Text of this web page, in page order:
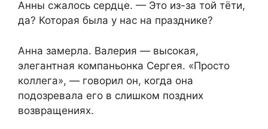
Анны сжалось сердце. — Это из-за той тёти,
да? Которая была у нас на празднике?
Анна замерла. Валерия — высокая,
элегантная компаньонка Сергея. «Просто
коллега», — говорил он, когда она
подозревала его в слишком поздних
возвращениях.